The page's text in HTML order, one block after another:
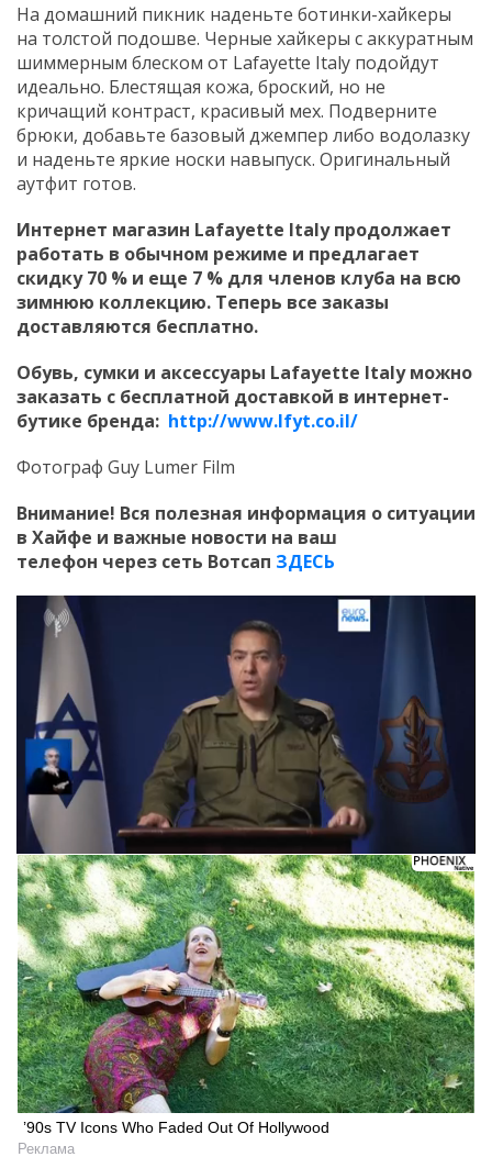
На домашний пикник наденьте ботинки-хайкеры
на толстой подошве. Черные хайкеры с аккуратным
шиммерным блеском от Lafayette Italy подойдут
идеально. Блестящая кожа, броский, но не
кричащий контраст, красивый мех. Подверните
брюки, добавьте базовый джемпер либо водолазку
и наденьте яркие носки навыпуск. Оригинальный
аутфит готов.
Интернет магазин Lafayette Italyпродолжает
работать в обычном режиме и предлагает
скидку 70 % и еще 7 % для членов клуба на всю
зимнюю коллекцию. Теперь все заказы
доставляются бесплатно.
Обувь, сумки и аксессуары Lafayette Italy можно
заказать с бесплатной доставкой в интернет-
бутике бренда: http://www.lfyt.co.il/
Фотограф Guy Lumer Film
Внимание! Вся полезная информация о ситуации
в Хайфе и важные новости на ваш
телефон через сеть Вотсап ЗДЕСЬ
’90s TV Icons Who Faded Out Of Hollywood
Реклама